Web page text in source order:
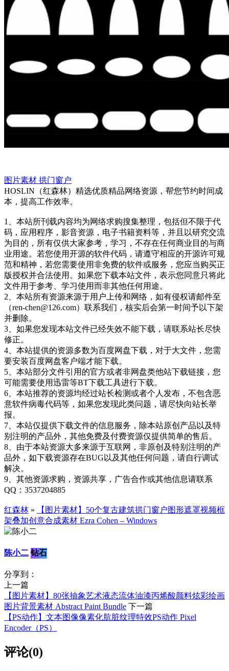
图片素材 拱门窗户
HOSLIN（红森林）精选优质精品网络资源，帮您节约时间成
本，提高工作效率。
1、本站所刊载内容均为网络求购搜集整理，包括但不限于代
码，应用程序，影音资源，电子书籍资料等，并且以研究交流
为目的，所有仅供大家参考，学习，不存在任何商业目的与商
业用途。若您使用开源的软件代码，请遵守相应的开源许可规
范和精神，若您需要使用非免费的软件或服务，您应当购买正
版授权并合法使用。如果您下载本站文件，表示您同意只将此
文件用于参考、学习使用而非其他任何用途。
2、本站所有资源来源于用户上传和网络，如有侵权请邮件至
（ren-chen@126.com）联系我们，核实后会第一时间予以下架
并删除。
3、如果您发现本站文件已经失效不能下载，请联系站长尽快
修正。
4、本站提供的资源多数为百度网盘下载，对于大文件，您需
要安装百度网盘客户端才能下载。
5、本站部分文件引用的官方或者非网盘类他站下载链接，您
可能需要使用迅雷等BT下载工具进行下载。
6、本站推荐的资源均经过站长检测或者个人发布，不包含恶
意软件病毒代码等，如果您发现此类问题，请尽快向站长举
报。
7、本站仅提供下载文件的信息服务，除本站原创产品以及特
别注明的产品外，其他免费及付费资源仅提供简单的售后。
8、由于本站资源大多来源于互联网，非原创及特别注明的产
品外，如下载资源存在BUG以及其他任何问题，请自行调试
解决。
9、其他资源求购，资源共享，广告合作或其他信息请联系
QQ：3537204885
红森林 »
【图片素材】50个复古建筑拱门窗户图形遮罩视频框
架叠加创意合成素材 Ezra Cohen – Windows
陈小二 钻石
分享到：
上一篇
【图片素材】80张抽象艺术液态流体油漆丙烯酸颜料炫彩绘画
图片背景素材 Abstract Paint Bundle 下一篇
【PS动作】文本图像像素化肮脏纹理特效PS动作 Pixel
Encoder（PS）
评论(0)